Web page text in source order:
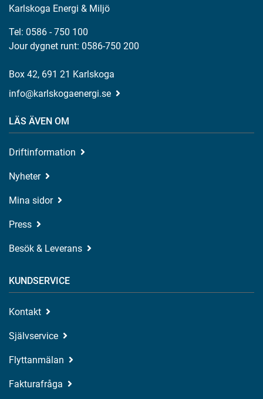
Karlskoga Energi & Miljö
Tel: 0586 - 750 100
Jour dygnet runt: 0586-750 200
Box 42, 691 21 Karlskoga
info@karlskogaenergi.se
LÄS ÄVEN OM
Driftinformation
Nyheter
Mina sidor
Press
Besök & Leverans
KUNDSERVICE
Kontakt
Självservice
Flyttanmälan
Fakturafråga